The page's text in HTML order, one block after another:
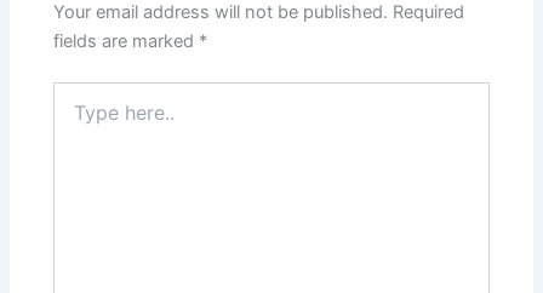
Your email address will not be published. Required
fields are marked *
here..